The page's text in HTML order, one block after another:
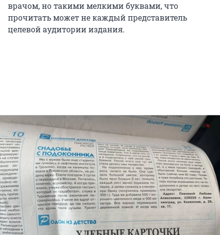
врачом, но такими мелкими буквами, что
прочитать может не каждый представитель
целевой аудитории издания.